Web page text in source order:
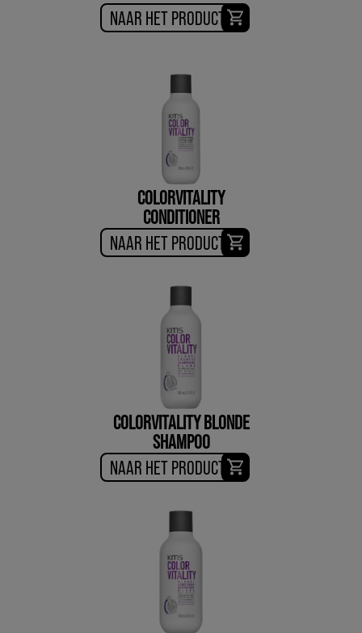
NAAR HET PRODUCT
COLORVITALITY
CONDITIONER
NAAR HET PRODUCT
COLORVITALITY BLONDE
SHAMPOO
NAAR HET PRODUCT